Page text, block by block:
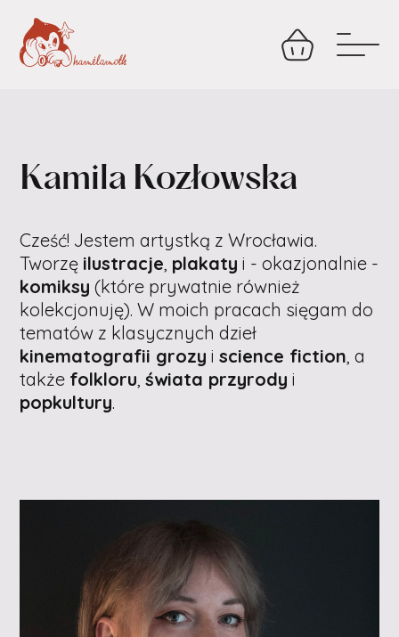
Kamila Kozłowska
Cześć! Jestem artystką z Wrocławia.
Tworzę ilustracje, plakaty i - okazjonalnie -
komiksy (które prywatnie również
kolekcjonuję). W moich pracach sięgam do
tematów z klasycznych dzieł
kinematografii grozy iscience fiction, a
także folkloru,świata przyrody i
popkultury.